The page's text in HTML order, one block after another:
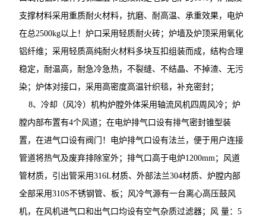
支撑材料采用重质耐火材料，抗磨、耐高温、承重效果，电炉
在总2500kg以上！炉口采用轻质耐火砖；炉墙及炉顶采用氧化
铝纤维；采用轻质高纯耐火材料多块互扣组装而成，结构合理
稳定，耐温高，耐急冷急热，不裂缝、不结晶、不掉渣、无污
染；炉体对接口，采用高密度高温针织毯，补充密封；
8、冷却（风冷）机构炉膛外体采用轴流风机四周风冷；炉
膛内部布置有4个风道；在电炉排气口设有排气密封锥型装
置，在进气口设有阀门！电炉排气口设有法兰，便于用户连接
管道将热气及废弃排除室外；排气口高于电炉1200mm；风道
管材质，引出管采用316L材质、外部法兰304材质、炉膛内部
全部采用310S不锈钢管、板；风冷气源有一台离心高压鼓风
机，在风机进气口和出气口均设有空气杂质过滤器；风 量：5